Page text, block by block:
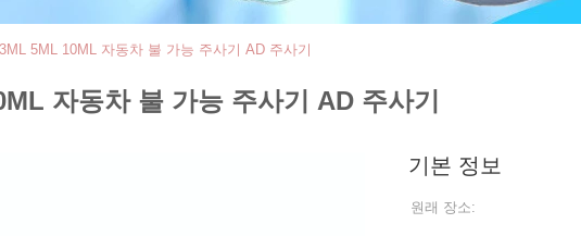
5ML 10ML 자동차 불 가능 주사기 AD 주사기
자동차 불 가능 주사기 AD 주사기
기본 정보
원래 장소: